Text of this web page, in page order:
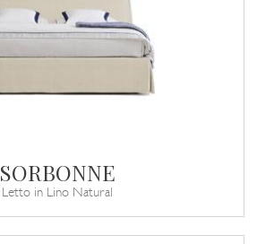
SORBONNE
Letto in Lino Natural